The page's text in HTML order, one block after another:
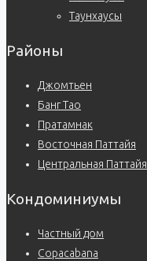
Таунхаусы
Районы
Джомтьен
Банг Тао
Пратамнак
Восточная Паттайя
Центральная Паттайя
Кондоминиумы
Частный дом
Copacabana